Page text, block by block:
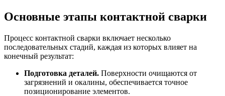
Основные этапы контактной сварки
Процесс контактной сварки включает несколько
последовательных стадий, каждая из которых влияет на
конечный результат:
Подготовка деталей. Поверхности очищаются от
загрязнений и окалины, обеспечивается точное
позиционирование элементов.